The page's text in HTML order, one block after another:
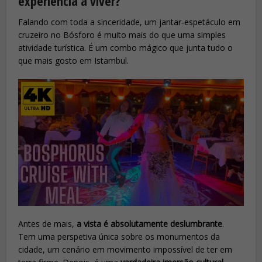
Falando com toda a sinceridade, um jantar‑espetáculo em
cruzeiro no Bósforo é muito mais do que uma simples
atividade turística. É um combo mágico que junta tudo o
que mais gosto em Istambul.
Antes de mais, a vista é absolutamente deslumbrante.
Tem uma perspetiva única sobre os monumentos da
cidade, um cenário em movimento impossível de ter em